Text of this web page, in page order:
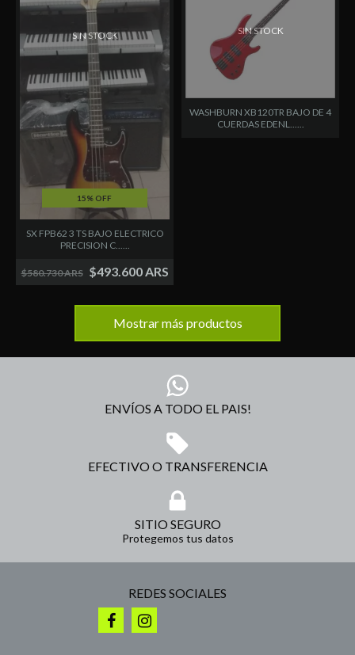
15% OFF
SIN STOCK
SX FPB62 3 TS BAJO ELECTRICO
PRECISION C......
$580.730 ARS $493.600 ARS
SIN STOCK
WASHBURN XB120TR BAJO DE 4
CUERDAS EDENL......
Mostrar más productos
ENVÍOS A TODO EL PAIS!
EFECTIVO O TRANSFERENCIA
SITIO SEGURO
Protegemos tus datos
REDES SOCIALES